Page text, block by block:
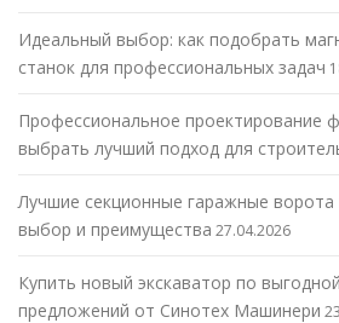
Идеальный выбор: как подобрать
станок для профессиональных задач
Профессиональное проектирование
выбрать лучший подход для
Лучшие секционные гаражные
выбор и преимущества 27.04.2026
Купить новый экскаватор по
предложений от Синотех Машинери